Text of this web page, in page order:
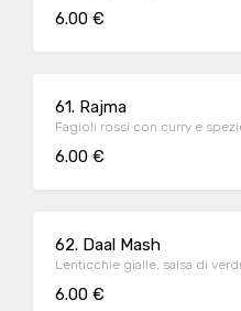
6.00 €
61. Rajma
Fagioli rossi con curry e
6.00 €
62. Daal Mash
Lenticchie gialle, salsa di
6.00 €